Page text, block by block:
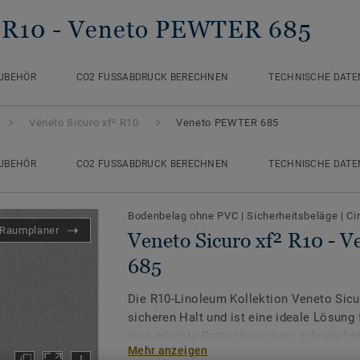
- Veneto PEWTER 685
CO2 FUSSABDRUCK BERECHNEN
TECHNISCHE
Veneto Sicuro xf² R10 Veneto PEWTER 685
CO2 FUSSABDRUCK BERECHNEN
TECHNISCHE
Raumplaner
Bodenbelag ohne PVC |Sicherheitsbeläge |
Veneto Sicuro xf² R10 -
685
Die R10-Linoleum Kollektion Veneto
sicheren Halt und ist eine ideale Lösung
Eingangsbereichen. Das klassische und
Mehr anzeigen